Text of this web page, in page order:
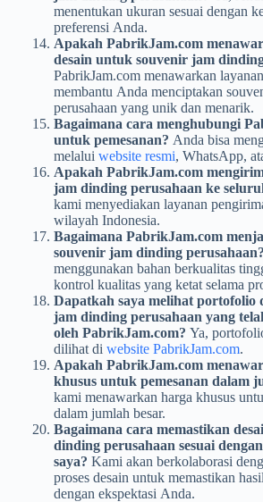
menentukan ukuran sesuai dengan
preferensi Anda.
Apakah PabrikJam.com
desain untuk souvenir jam
PabrikJam.com menawarkan
membantu Anda menciptakan
perusahaan yang unik dan menarik.
Bagaimana cara menghubungi
untuk pemesanan? Anda bisa
melalui website resmi, WhatsApp,
Apakah PabrikJam.com
jam dinding perusahaan ke
kami menyediakan layanan
wilayah Indonesia.
Bagaimana PabrikJam.com
souvenir jam dinding perusahaan?
menggunakan bahan berkualitas
kontrol kualitas yang ketat selama
Dapatkah saya melihat portofolio
jam dinding perusahaan yang
oleh PabrikJam.com? Ya,
dilihat di website PabrikJam.com.
Apakah PabrikJam.com
khusus untuk pemesanan dalam
kami menawarkan harga khusus
dalam jumlah besar.
Bagaimana cara memastikan
dinding perusahaan sesuai
saya? Kami akan berkolaborasi
proses desain untuk memastikan
dengan ekspektasi Anda.